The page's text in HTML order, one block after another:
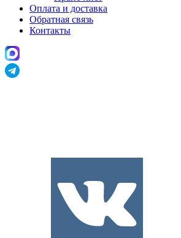
Оплата и доставка
Обратная связь
Контакты